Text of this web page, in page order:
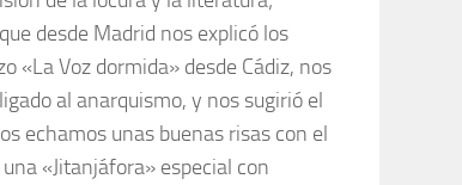
desde Madrid nos explicó los
«La Voz dormida» desde Cádiz, nos
al anarquismo, y nos sugirió el
echamos unas buenas risas con el
«Jitanjáfora» especial con